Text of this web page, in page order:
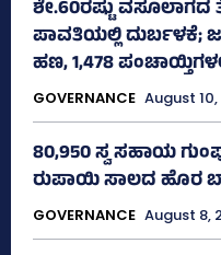
ಶೇ.60ರಷ್ಟು
ಪಾವತಿಯಲ್ಲಿ ದುರ್ಬಳಕೆ;
ಹಣ, 1,478
GOVERNANCE August
80,950 ಸ್ವ ಸಹಾಯ
ರುಪಾಯಿ ಸಾಲದ ಹೊರ
GOVERNANCE August 8,